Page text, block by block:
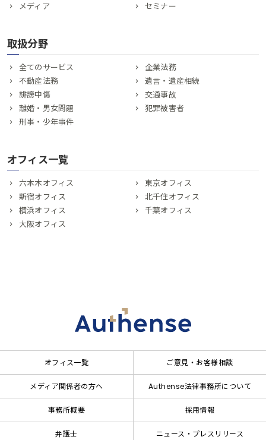
メディア
セミナー
取扱分野
全てのサービス
企業法務
不動産法務
遺言・遺産相続
誹謗中傷
交通事故
離婚・男女問題
犯罪被害者
刑事・少年事件
オフィス一覧
六本木オフィス
東京オフィス
新宿オフィス
北千住オフィス
横浜オフィス
千葉オフィス
大阪オフィス
オフィス一覧 ご意見・お客様相談
メディア関係者の方へ Authense法律事務所について
事務所概要 採用情報
弁護士 ニュース・プレスリリース